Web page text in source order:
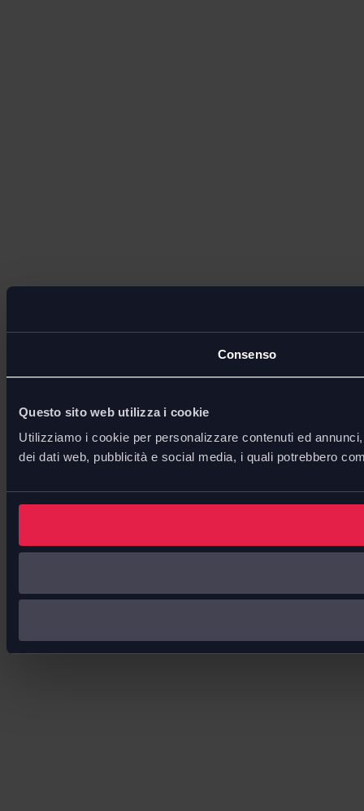
Consenso
Questo sito web utilizza i cookie
Utilizziamo i cookie per personalizzare contenuti ed
dei dati web, pubblicità e social media, i quali potrebbero